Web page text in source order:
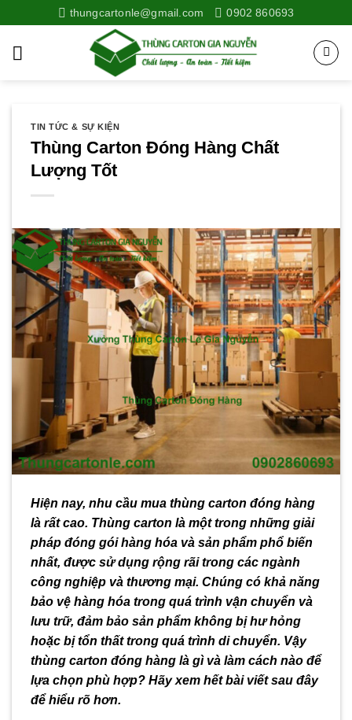
to
content
thungcartonle@gmail.com 0902 860693
TIN TỨC & SỰ KIỆN
Thùng Carton Đóng Hàng Chất
Lượng Tốt
Hiện nay, nhu cầu mua thùng carton đóng hàng
là rất cao. Thùng carton là một trong những giải
pháp đóng gói hàng hóa và sản phẩm phổ biến
nhất, được sử dụng rộng rãi trong các ngành
công nghiệp và thương mại. Chúng có khả năng
bảo vệ hàng hóa trong quá trình vận chuyển và
lưu trữ, đảm bảo sản phẩm không bị hư hỏng
hoặc bị tổn thất trong quá trình di chuyển. Vậy
thùng carton đóng hàng là gì và làm cách nào để
lựa chọn phù hợp? Hãy xem hết bài viết sau đây
để hiểu rõ hơn.